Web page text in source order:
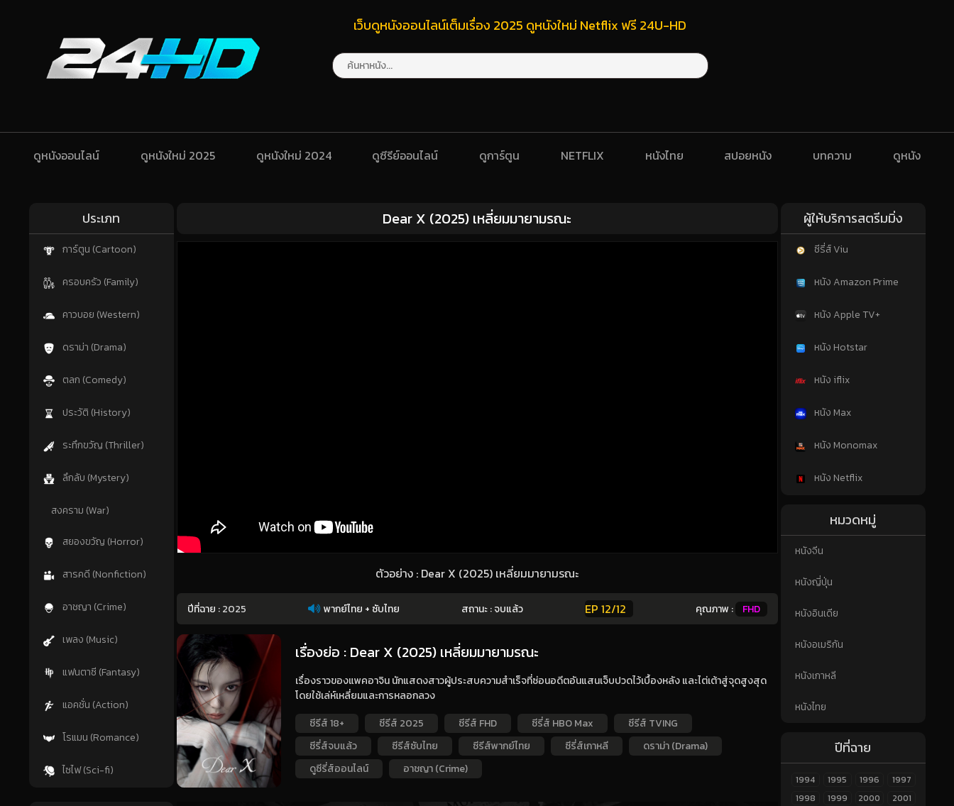
เว็บดูหนังออนไลน์เต็มเรื่อง 2025 ดูหนังใหม่ Netflix ฟรี 24U-HD
ดูหนังออนไลน์ ดูหนังใหม่ 2025 ดูหนังใหม่ 2024 ดูซีรีย์ออนไลน์ ดูการ์ตูน NETFLIX หนังไทย สปอยหนัง บทความ ดูหนัง
ประเภท
การ์ตูน (Cartoon)
ครอบครัว (Family)
คาวบอย (Western)
ดราม่า (Drama)
ตลก (Comedy)
ประวัติ (History)
ระทึกขวัญ (Thriller)
ลึกลับ (Mystery)
สงคราม (War)
สยองขวัญ (Horror)
สารคดี (Nonfiction)
อาชญา (Crime)
เพลง (Music)
แฟนตาซี (Fantasy)
แอคชั่น (Action)
โรแมน (Romance)
ไซไฟ (Sci-fi)
Dear X (2025) เหลี่ยมมายามรณะ
ตัวอย่าง : Dear X (2025) เหลี่ยมมายามรณะ
ปีที่ฉาย :2025 พากย์ไทย + ซับไทย สถานะ : จบแล้ว EP 12/12 คุณภาพ : FHD
เรื่องย่อ : Dear X (2025) เหลี่ยมมายามรณะ
เรื่องราวของแพคอาจิน นักแสดงสาวผู้ประสบความสำเร็จที่ซ่อนอดีตอันแสนเจ็บปวดไว้เบื้องหลัง และไต่เต้าสู่จุดสูงสุด
โดยใช้เล่ห์เหลี่ยมและการหลอกลวง
ซีรีส์ 18+
ซีรีส์ 2025 ซีรีส์ FHD ซีรี่ส์ HBO Max
ซีรีส์ TVING
ซีรี่ส์จบแล้ว
ซีรีส์ซับไทย ซีรีส์พากย์ไทย ซีรี่ส์เกาหลี
ดราม่า (Drama)
ดูซีรี่ส์ออนไลน์
อาชญา (Crime)
ผู้ให้บริการสตรีมมิ่ง
ซีรี่ส์ Viu
หนัง Amazon Prime
หนัง Apple TV+
หนัง Hotstar
หนัง iflix
หนัง Max
หนัง Monomax
หนัง Netflix
หมวดหมู่
หนังจีน
หนังญี่ปุ่น
หนังอินเดีย
หนังอเมริกัน
หนังเกาหลี
หนังไทย
ปีที่ฉาย
1994 1995 1996
1997
1998
1999 2000
2001